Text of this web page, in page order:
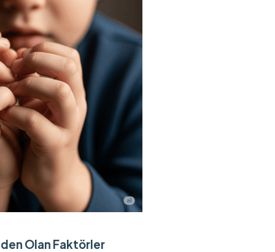
Olan Faktörler